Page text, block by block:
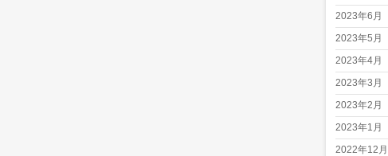
2023年6月
2023年5月
2023年4月
2023年3月
2023年2月
2023年1月
2022年12月